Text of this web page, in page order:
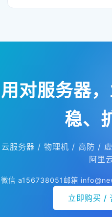
用对服务器
稳、
云服务器 / 物理机 / 高防 /
阿里
微信 a156738051 邮箱
立即购买 /